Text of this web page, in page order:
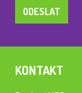
KONTAKT